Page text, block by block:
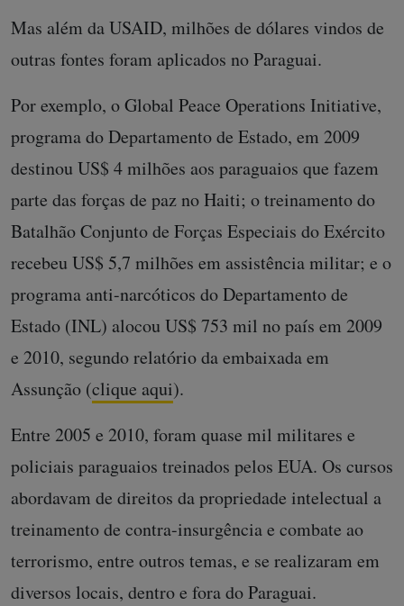
Mas além da USAID, milhões de dólares vindos de
outras fontes foram aplicados no Paraguai.
Por exemplo, o Global Peace Operations Initiative,
programa do Departamento de Estado, em 2009
destinou US$ 4 milhões aos paraguaios que fazem
parte das forças de paz no Haiti; o treinamento do
Batalhão Conjunto de Forças Especiais do Exército
recebeu US$ 5,7 milhões em assistência militar; e o
programa anti-narcóticos do Departamento de
Estado (INL) alocou US$ 753 mil no país em 2009
e 2010, segundo relatório da embaixada em
Assunção (clique aqui).
Entre 2005 e 2010, foram quase mil militares e
policiais paraguaios treinados pelos EUA. Os cursos
abordavam de direitos da propriedade intelectual a
treinamento de contra-insurgência e combate ao
terrorismo, entre outros temas, e se realizaram em
diversos locais, dentro e fora do Paraguai.